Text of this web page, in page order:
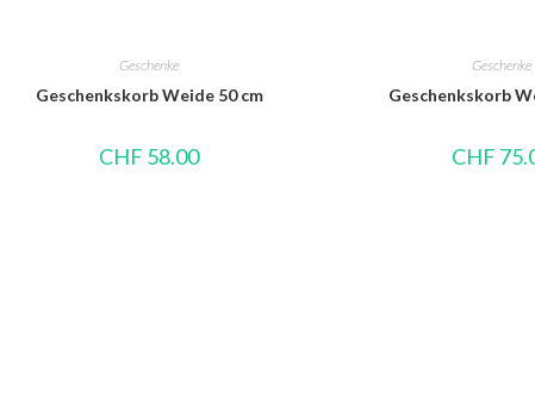
Geschenke
Geschenkskorb Weide 50 cm
CHF 58.00
Geschenke
Geschenkskorb
CHF